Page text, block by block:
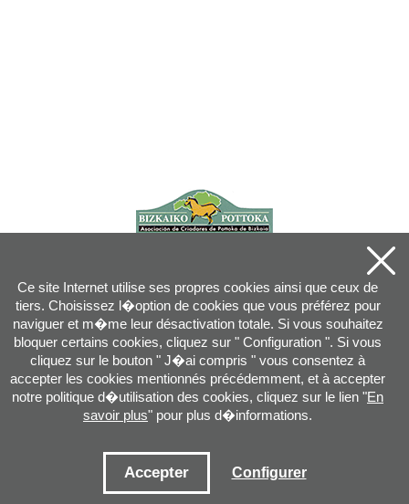
info@pottoka.info
Conditions d'Utilisation-Politique de Privacité-Politique des Cookies
Ce site Internet utilise ses propres cookies ainsi que ceux de
tiers. Choisissez l�option de cookies que vous préférez pour
naviguer et m�me leur désactivation totale. Si vous souhaitez
bloquer certains cookies, cliquez sur " Configuration ". Si vous
cliquez sur le bouton " J�ai compris " vous consentez à
accepter les cookies mentionnés précédemment, et à accepter
notre politique d�utilisation des cookies, cliquez sur le lien "En
savoir plus" pour plus d�informations.
Accepter Configurer